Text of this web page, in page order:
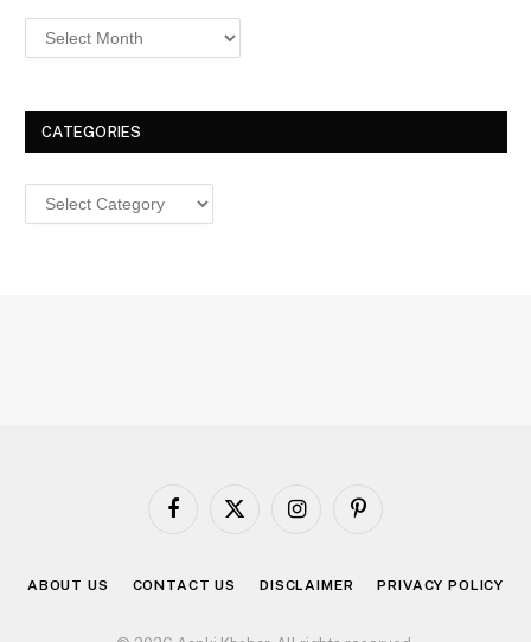
Archives
CATEGORIES
Categories
Facebook
X
InstagramPinterest
ABOUT US CONTACT US DISCLAIMER PRIVACY POLICY